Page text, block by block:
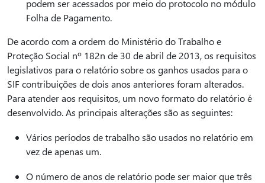
podem ser acessados por meio do protocolo no módulo
Folha de Pagamento.
De acordo com a ordem do Ministério do Trabalho e
Proteção Social nº 182n de 30 de abril de 2013, os requisitos
legislativos para o relatório sobre os ganhos usados para o
SIF contribuições de dois anos anteriores foram alterados.
Para atender aos requisitos, um novo formato do relatório é
desenvolvido. As principais alterações são as seguintes:
Vários períodos de trabalho são usados no relatório em
vez de apenas um.
O número de anos de relatório pode ser maior que três